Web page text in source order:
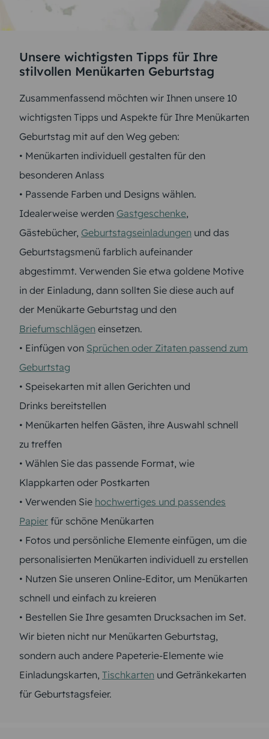
Unsere wichtigsten Tipps für Ihre
stilvollen Menükarten Geburtstag
Zusammenfassend möchten wir Ihnen unsere 10
wichtigsten Tipps und Aspekte für Ihre Menükarten
Geburtstag mit auf den Weg geben:
• Menükarten individuell gestalten für den
besonderen Anlass
• Passende Farben und Designs wählen.
Idealerweise werden Gastgeschenke,
Gästebücher, Geburtstagseinladungen und das
Geburtstagsmenü farblich aufeinander
abgestimmt. Verwenden Sie etwa goldene Motive
in der Einladung, dann sollten Sie diese auch auf
der Menükarte Geburtstag und den
Briefumschlägen einsetzen.
• Einfügen von Sprüchen oder Zitaten passend zum
Geburtstag
• Speisekarten mit allen Gerichten und
Drinks bereitstellen
• Menükarten helfen Gästen, ihre Auswahl schnell
zu treffen
• Wählen Sie das passende Format, wie
Klappkarten oder Postkarten
• Verwenden Sie hochwertiges und passendes
Papier für schöne Menükarten
• Fotos und persönliche Elemente einfügen, um die
personalisierten Menükarten individuell zu erstellen
• Nutzen Sie unseren Online-Editor, um Menükarten
schnell und einfach zu kreieren
• Bestellen Sie Ihre gesamten Drucksachen im Set.
Wir bieten nicht nur Menükarten Geburtstag,
sondern auch andere Papeterie-Elemente wie
Einladungskarten, Tischkarten und Getränkekarten
für Geburtstagsfeier.